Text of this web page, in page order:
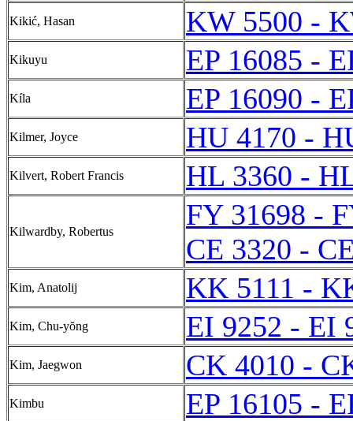
Kikić, Hasan KW 5500 -
Kikuyu EP 16085 -
Kíla EP 16090 -
Kilmer, Joyce HU 4170 -
Kilvert, Robert Francis HL 3360 -
Kilwardby, Robertus
FY 31698 -
CE 3320 -
Kim, Anatolij KK 5111 -
Kim, Chu-yŏng EI 9252 - EI
Kim, Jaegwon CK 4010 -
Kimbu EP 16105 -